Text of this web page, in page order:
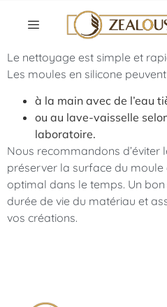
Le nettoyage est simple et
Les moules en silicone
à la main avec de l’eau
ou au lave-vaisselle
laboratoire.
Nous recommandons
préserver la surface du
optimal dans le temps. Un
durée de vie du matériau et
vos créations.